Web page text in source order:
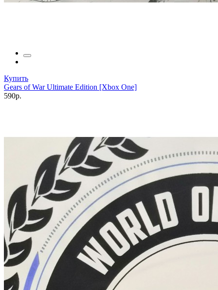
Купить
Gears of War Ultimate Edition [Xbox One]
590р.